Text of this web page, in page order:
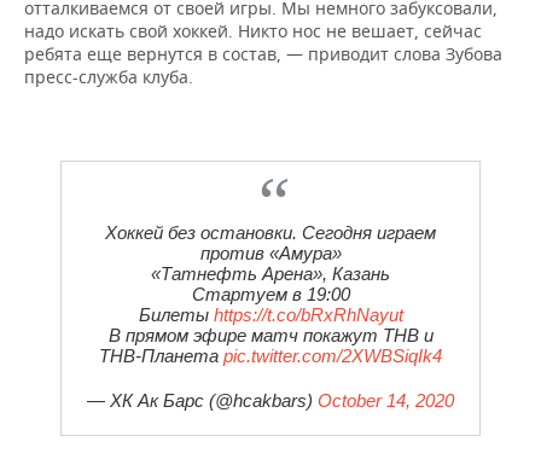
ФИГУРНОЕ КАТАНИЕ
ВОДНЫЕ ВИДЫ СПОРТА
МЕДИЦИНА
ОБРАЗОВАНИЕ
отталкиваемся от своей игры. Мы немного забуксовали,
надо искать свой хоккей. Никто нос не вешает, сейчас
ребята еще вернутся в состав, — приводит слова Зубова
пресс-служба клуба.
Хоккей без остановки. Сегодня играем
против «Амура»
«Татнефть Арена», Казань
Стартуем в 19:00
Билеты https://t.co/bRxRhNayut
В прямом эфире матч покажут ТНВ и
ТНВ-Планета pic.twitter.com/2XWBSiqIk4
— ХК Ак Барс (@hcakbars) October 14, 2020